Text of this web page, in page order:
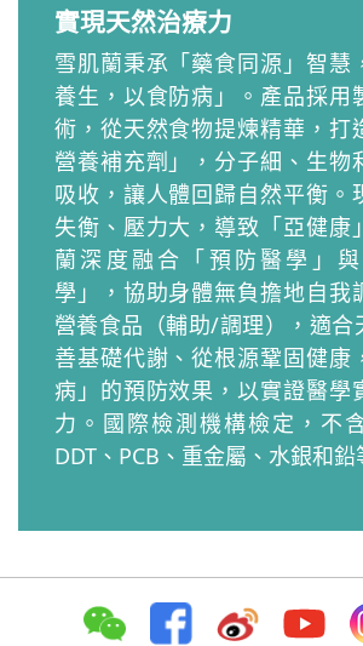
實現天然治療力
雪肌蘭秉承「藥食同源」智慧
養生，以食防病」。產品採用
術，從天然食物提煉精華，打
營養補充劑」，分子細、生物
吸收，讓人體回歸自然平衡。
失衡、壓力大，導致「亞健康
蘭深度融合「預防醫學」
學」，協助身體無負擔地自我
營養食品（輔助/調理），適合
善基礎代謝、從根源鞏固健康
病」的預防效果，以實證醫學
力。國際檢測機構檢定，不
DDT、PCB、重金屬、水銀和鉛